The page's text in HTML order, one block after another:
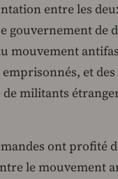
entre les
gouvernement de
mouvement
et
de militants
ont profité
le mouvement